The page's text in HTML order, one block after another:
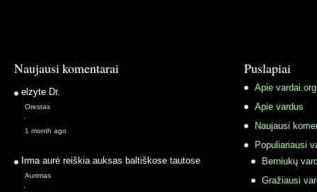
Naujausi komentarai
elzyte Dr.
Orestas
·
1 month ago
Irma aurė reiškia auksas baltiškose tautose
Aurimas
·
Puslapiai
Apie vardai.org
Apie vardus
Naujausi
Populiariausi
Berniukų
Gražiausi